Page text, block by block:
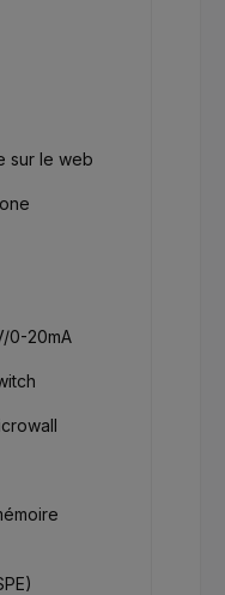
sur le web
0-20mA